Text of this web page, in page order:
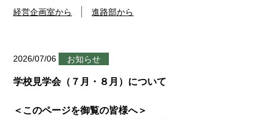
経営企画室から 進路部から
2026/07/06 お知らせ
学校見学会（７月・８月）について
＜このページを御覧の皆様へ＞